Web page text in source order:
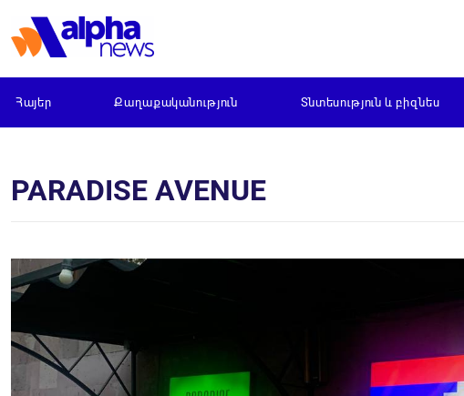
Հայեր Քաղաքականություն Տնտեսություն և բիզնես
PARADISE AVENUE